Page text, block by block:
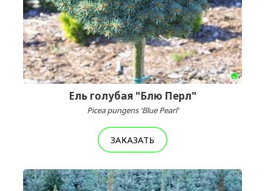
Ель голубая "Блю Перл"
Picea pungens 'Blue Pearl'
ЗАКАЗАТЬ